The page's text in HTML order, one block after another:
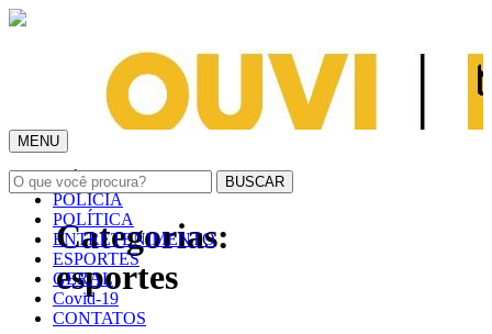
MENU
INÍCIO
POLÍCIA
POLÍTICA
ENTRETENIMENTO
ESPORTES
GERAL
Covid-19
CONTATOS
Categorias:
esportes